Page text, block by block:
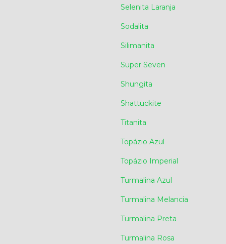
Selenita Laranja
Sodalita
Silimanita
Super Seven
Shungita
Shattuckite
Titanita
Topázio Azul
Topázio Imperial
Turmalina Azul
Turmalina Melancia
Turmalina Preta
Turmalina Rosa